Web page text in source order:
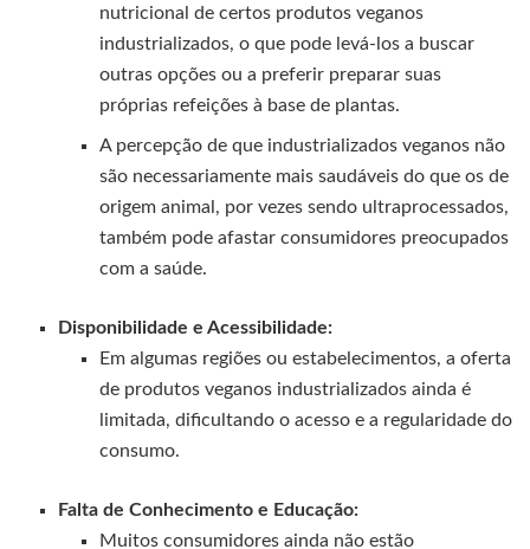
nutricional de certos produtos veganos
industrializados, o que pode levá-los a buscar
outras opções ou a preferir preparar suas
próprias refeições à base de plantas.
A percepção de que industrializados veganos não
são necessariamente mais saudáveis do que os de
origem animal, por vezes sendo ultraprocessados,
também pode afastar consumidores preocupados
com a saúde.
Disponibilidade e Acessibilidade:
Em algumas regiões ou estabelecimentos, a oferta
de produtos veganos industrializados ainda é
limitada, dificultando o acesso e a regularidade do
consumo.
Falta de Conhecimento e Educação:
Muitos consumidores ainda não estão